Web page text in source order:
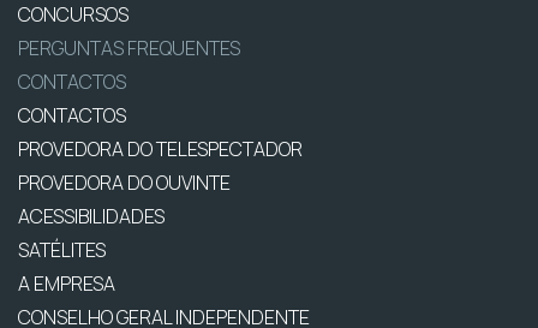
CONCURSOS
PERGUNTAS FREQUENTES
CONTACTOS
CONTACTOS
PROVEDORA DO TELESPECTADOR
PROVEDORA DO OUVINTE
ACESSIBILIDADES
SATÉLITES
A EMPRESA
CONSELHO GERAL INDEPENDENTE